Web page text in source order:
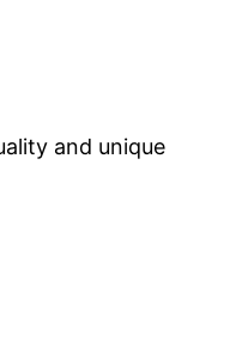
and unique